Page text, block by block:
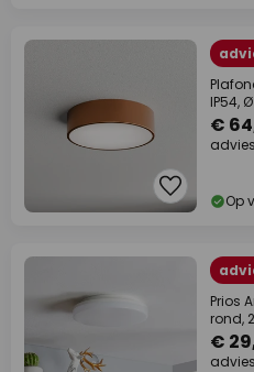
IP54,
€
Op
Prios
rond,
€